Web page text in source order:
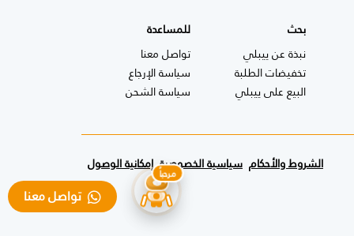
بحث
نبذة عن ييبلي
تخفيضات الطلبة
البيع على ييبلي
للمساعدة
تواصل معنا
سياسة الإرجاع
سياسة الشحن
الشروط والأحكام سياسية الخصوصية إمكانية الوصول
تواصل معنا